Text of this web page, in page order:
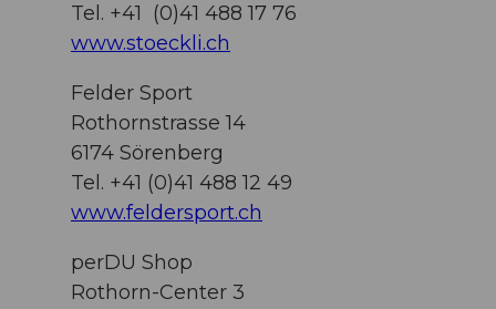
Tel. +41 (0)41 488 17 76
www.stoeckli.ch
Felder Sport
Rothornstrasse 14
6174 Sörenberg
Tel. +41 (0)41 488 12 49
www.feldersport.ch
perDU Shop
Rothorn-Center 3